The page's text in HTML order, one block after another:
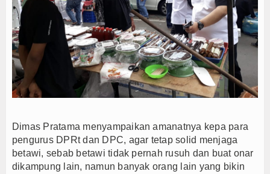
Dimas Pratama menyampaikan amanatnya kepa para
pengurus DPRt dan DPC, agar tetap solid menjaga
betawi, sebab betawi tidak pernah rusuh dan buat onar
dikampung lain, namun banyak orang lain yang bikin